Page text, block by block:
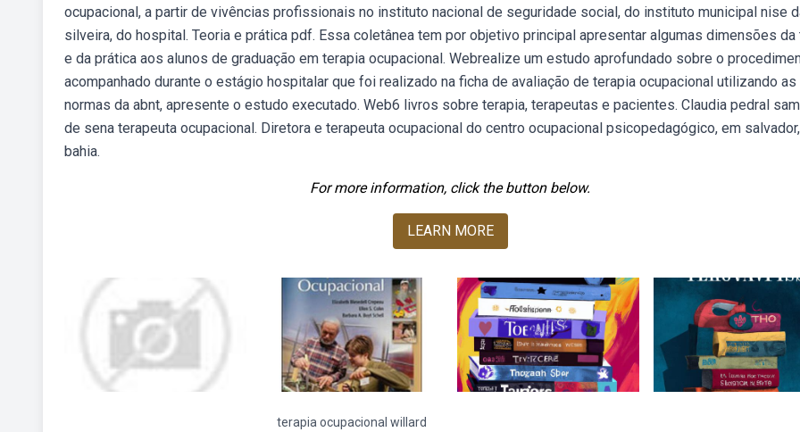
ocupacional, a partir de vivências profissionais no instituto nacional de seguridade social, do instituto municipal nise
silveira, do hospital. Teoria e prática pdf. Essa coletânea tem por objetivo principal apresentar algumas dimensões da
e da prática aos alunos de graduação em terapia ocupacional. Webrealize um estudo aprofundado sobre o
acompanhado durante o estágio hospitalar que foi realizado na ficha de avaliação de terapia ocupacional utilizando as
normas da abnt, apresente o estudo executado. Web6 livros sobre terapia, terapeutas e pacientes. Claudia pedral
de sena terapeuta ocupacional. Diretora e terapeuta ocupacional do centro ocupacional psicopedagógico, em salvador,
bahia.
For more information, click the button below.
LEARN MORE
terapia ocupacional willard